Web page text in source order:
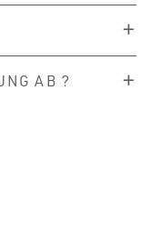
AB ?